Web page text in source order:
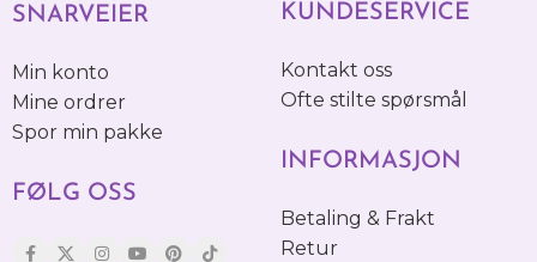
SNARVEIER
Min konto
Mine ordrer
Spor min pakke
FØLG OSS
KUNDESERVICE
Kontakt oss
Ofte stilte spørsmål
INFORMASJON
Betaling & Frakt
Retur